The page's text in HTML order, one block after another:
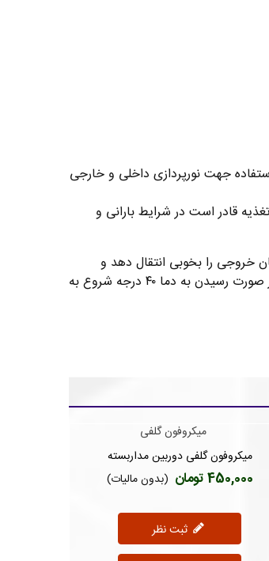
دی ، استفاده جهت نورپردازی داخلی و خارجی
این منبع تغذیه قادر است در شرایط بارانی و
شدت جریان خروجی را بخوبی انتقال دهد و
موجب افزایش طول عمر آدابتور سوئیچینگ شود. از دیگر ویژگی های این محصول می توان به دمای قابل تحمل 15- تا 55 درجه، فن داخلی که در صورت رسیدن به دما ۴۰ درجه شروع به
دوست داشتن
میکروفون گلفی دوربین مداربسته
450,000 تومان (بدون مالیات)
ثبت نظر